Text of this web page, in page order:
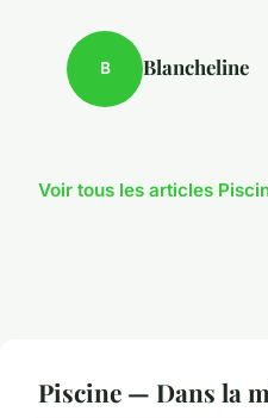
B Blancheline
Voir tous les articles
Piscine — Dans la